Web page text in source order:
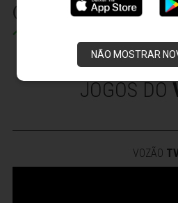
NÃO MOSTRAR
(3) 33' (2) (3)
JOGOS DO
VOZÃO